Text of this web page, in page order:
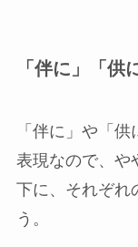
「伴に」「供
「伴に」や「
表現なので、や
下に、それぞれ
う。